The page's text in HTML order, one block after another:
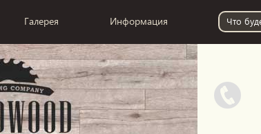
Галерея Информация